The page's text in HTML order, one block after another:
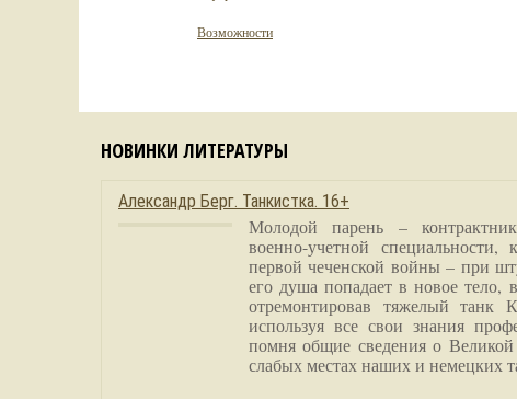
Возможности
НОВИНКИ ЛИТЕРАТУРЫ
Александр Берг. Танкистка. 16+
Молодой парень –
военно-учетной
первой чеченской войны – при
его душа попадает в новое
отремонтировав тяжелый танк
используя все свои знания
помня общие сведения о
слабых местах наших и немецких